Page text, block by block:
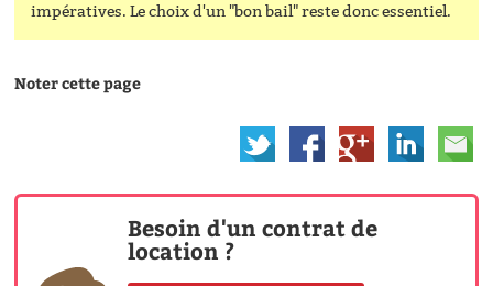
impératives. Le choix d'un "bon bail" reste donc essentiel.
Noter cette page
Besoin d'un contrat de
location ?